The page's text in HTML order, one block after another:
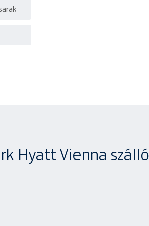
Hyatt Vienna